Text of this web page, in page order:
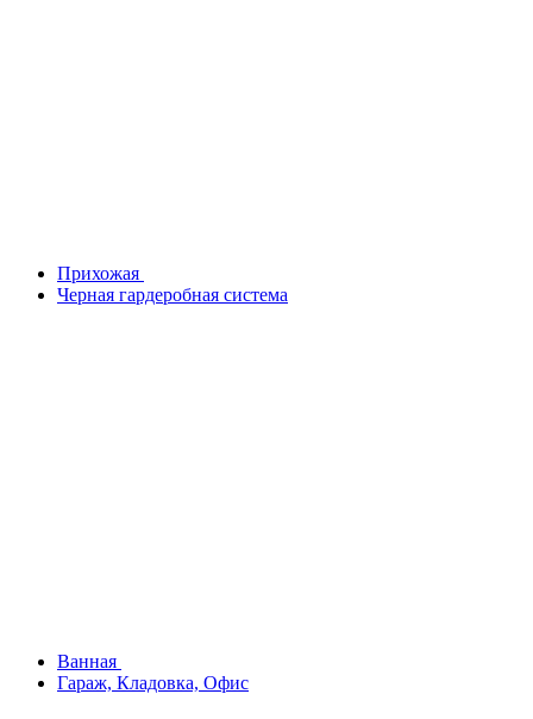
Прихожая
Черная гардеробная система
Ванная
Гараж, Кладовка, Офис